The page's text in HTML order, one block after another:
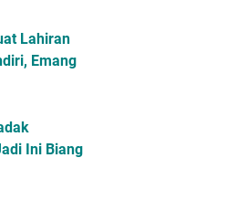
Lahiran
Emang
Ini Biang